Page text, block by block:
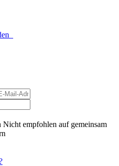
Nicht empfohlen auf gemeinsam